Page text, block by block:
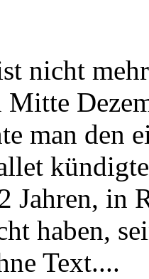
nicht
man den
Jahren, in
haben,
Text....